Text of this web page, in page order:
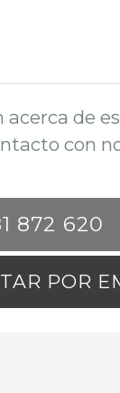
acerca de
con
872 620
POR